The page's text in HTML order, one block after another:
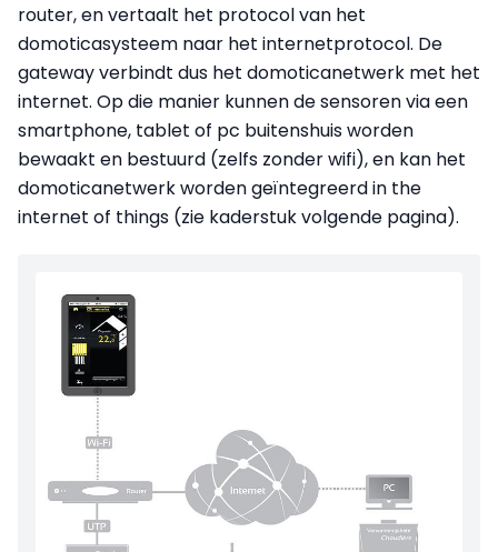
router, en vertaalt het protocol van het
domoticasysteem naar het internetprotocol. De
gateway verbindt dus het domoticanetwerk met het
internet. Op die manier kunnen de sensoren via een
smartphone, tablet of pc buitenshuis worden
bewaakt en bestuurd (zelfs zonder wifi), en kan het
domoticanetwerk worden geïntegreerd in the
internet of things (zie kaderstuk volgende pagina).